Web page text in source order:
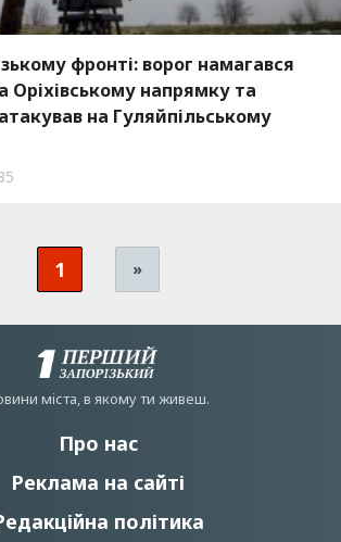
фронті: ворог намагався
Оріхівському напрямку та
на Гуляйпільському
1 »
мiста, в якому ти живеш.
Про нас
Реклама на сайті
політика